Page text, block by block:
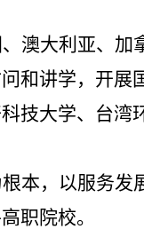
澳大利亚、加
和讲学，开
技大学、台湾
本，以服务
职院校。